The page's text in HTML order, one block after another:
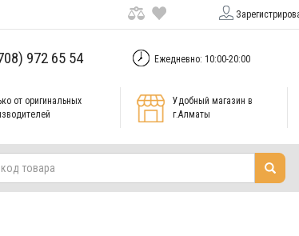
972 65 54 Ежедневно: 10:00-20:00
от оригинальных
Удобный магазин в
г.Алматы